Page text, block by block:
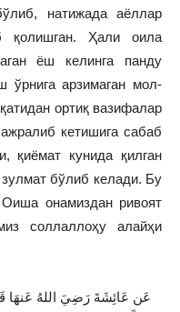
натижада аёллар
қолишган. Ҳали оила
ёш келинга панду
ўрнига арзимаган мол-
ортиқ вазифалар
кетишига сабаб
қиёмат кунида қилган
бўлиб келади. Бу
онамиздан ривоят
соллаллоҳу алайҳи
عَن عَائِشَةَ رَضِيَ اللهُ عَنهَا